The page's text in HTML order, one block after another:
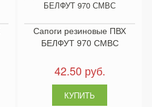
Сапоги резиновые ПВХ
БЕЛФУТ 970 СМВС
42.50 руб.